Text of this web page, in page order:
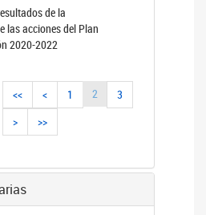
de la
las acciones del Plan
2020-2022
<< < 1 2
3
>
>>